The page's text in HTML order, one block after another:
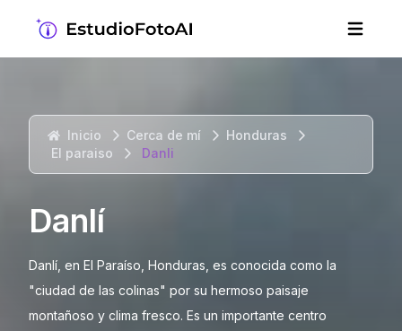
Inicio Cerca de mí
Honduras
El paraiso
Danli
Danlí
Danlí, en El Paraíso, Honduras, es conocida como la
"ciudad de las colinas" por su hermoso paisaje
montañoso y clima fresco. Es un importante centro